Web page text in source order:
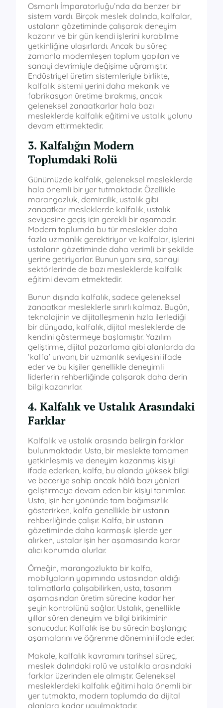
Osmanlı İmparatorluğu’nda da benzer bir
sistem vardı. Birçok meslek dalında, kalfalar,
ustaların gözetiminde çalışarak deneyim
kazanır ve bir gün kendi işlerini kurabilme
yetkinliğine ulaşırlardı. Ancak bu süreç
zamanla modernleşen toplum yapıları ve
sanayi devrimiyle değişime uğramıştır.
Endüstriyel üretim sistemleriyle birlikte,
kalfalık sistemi yerini daha mekanik ve
fabrikasyon üretime bırakmış, ancak
geleneksel zanaatkarlar hala bazı
mesleklerde kalfalık eğitimi ve ustalık yolunu
devam ettirmektedir.
3. Kalfalığın Modern
Toplumdaki Rolü
Günümüzde kalfalık, geleneksel mesleklerde
hala önemli bir yer tutmaktadır. Özellikle
marangozluk, demircilik, ustalık gibi
zanaatkar mesleklerde kalfalık, ustalık
seviyesine geçiş için gerekli bir aşamadır.
Modern toplumda bu tür meslekler daha
fazla uzmanlık gerektiriyor ve kalfalar, işlerini
ustaların gözetiminde daha verimli bir şekilde
yerine getiriyorlar. Bunun yanı sıra, sanayi
sektörlerinde de bazı mesleklerde kalfalık
eğitimi devam etmektedir.
Bunun dışında kalfalık, sadece geleneksel
zanaatkar mesleklerle sınırlı kalmaz. Bugün,
teknolojinin ve dijitalleşmenin hızla ilerlediği
bir dünyada, kalfalık, dijital mesleklerde de
kendini göstermeye başlamıştır. Yazılım
geliştirme, dijital pazarlama gibi alanlarda da
‘kalfa’ unvanı, bir uzmanlık seviyesini ifade
eder ve bu kişiler genellikle deneyimli
liderlerin rehberliğinde çalışarak daha derin
bilgi kazanırlar.
4. Kalfalık ve Ustalık Arasındaki
Farklar
Kalfalık ve ustalık arasında belirgin farklar
bulunmaktadır. Usta, bir meslekte tamamen
yetkinleşmiş ve deneyim kazanmış kişiyi
ifade ederken, kalfa, bu alanda yüksek bilgi
ve beceriye sahip ancak hâlâ bazı yönleri
geliştirmeye devam eden bir kişiyi tanımlar.
Usta, işin her yönünde tam bağımsızlık
gösterirken, kalfa genellikle bir ustanın
rehberliğinde çalışır. Kalfa, bir ustanın
gözetiminde daha karmaşık işlerde yer
alırken, ustalar işin her aşamasında karar
alıcı konumda olurlar.
Örneğin, marangozlukta bir kalfa,
mobilyaların yapımında ustasından aldığı
talimatlarla çalışabilirken, usta, tasarım
aşamasından üretim sürecine kadar her
şeyin kontrolünü sağlar. Ustalık, genellikle
yıllar süren deneyim ve bilgi birikiminin
sonucudur. Kalfalık ise bu sürecin başlangıç
aşamalarını ve öğrenme dönemini ifade eder.
Makale, kalfalık kavramını tarihsel süreç,
meslek dalındaki rolü ve ustalıkla arasındaki
farklar üzerinden ele almıştır. Geleneksel
mesleklerdeki kalfalık eğitimi hala önemli bir
yer tutmakta, modern toplumda da dijital
alanlara kadar yayılmaktadır.